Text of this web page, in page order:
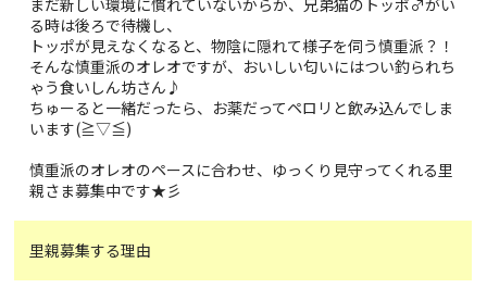
る時は後ろで待機し、
トッポが見えなくなると、物陰に隠れて様子を伺う慎重派？！
そんな慎重派のオレオですが、おいしい匂いにはつい釣られち
ゃう食いしん坊さん♪
ちゅーると一緒だったら、お薬だってペロリと飲み込んでしま
います(≧▽≦)
慎重派のオレオのペースに合わせ、ゆっくり見守ってくれる里
親さま募集中です★彡
里親募集する理由